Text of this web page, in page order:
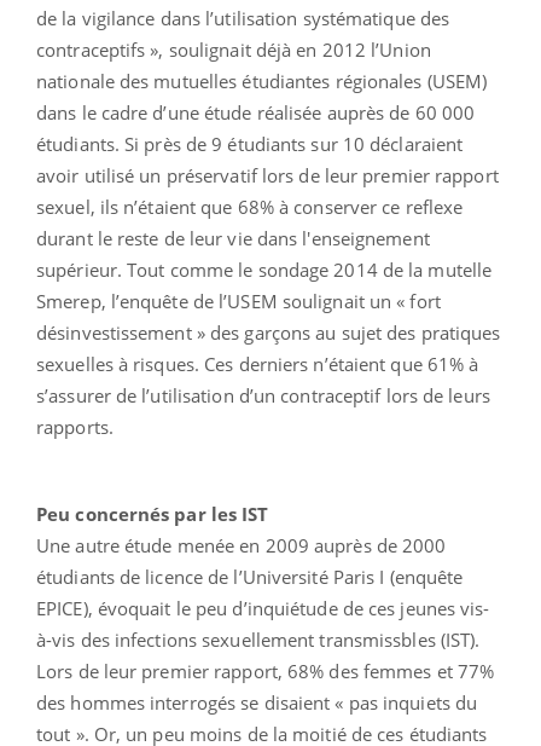
de la vigilance dans l’utilisation systématique des
contraceptifs », soulignait déjà en 2012 l’Union
nationale des mutuelles étudiantes régionales (USEM)
dans le cadre d’une étude réalisée auprès de 60 000
étudiants. Si près de 9 étudiants sur 10 déclaraient
avoir utilisé un préservatif lors de leur premier rapport
sexuel, ils n’étaient que 68% à conserver ce reflexe
durant le reste de leur vie dans l'enseignement
supérieur. Tout comme le sondage 2014 de la mutelle
Smerep, l’enquête de l’USEM soulignait un « fort
désinvestissement » des garçons au sujet des pratiques
sexuelles à risques. Ces derniers n’étaient que 61% à
s’assurer de l’utilisation d’un contraceptif lors de leurs
rapports.
Peu concernés par les IST
Une autre étude menée en 2009 auprès de 2000
étudiants de licence de l’Université Paris I (enquête
EPICE), évoquait le peu d’inquiétude de ces jeunes vis-
à-vis des infections sexuellement transmissbles (IST).
Lors de leur premier rapport, 68% des femmes et 77%
des hommes interrogés se disaient « pas inquiets du
tout ». Or, un peu moins de la moitié de ces étudiants